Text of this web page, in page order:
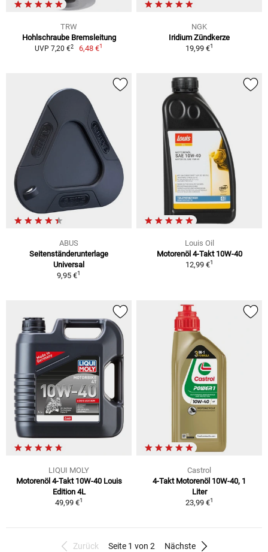
TRW
Hohlschraube Bremsleitung
UVP 7,20 €2 6,48 €1
NGK
Iridium Zündkerze
19,99 €1
ABUS
Seitenständerunterlage
Universal
9,95 €1
Louis Oil
Motorenöl 4-Takt 10W-40
12,99 €1
LIQUI MOLY
Motorenöl 4-Takt 10W-40 Louis
Edition 4L
49,99 €1
Castrol
4-Takt Motorenöl 10W-40, 1
Liter
23,99 €1
Zurück Seite 1 von 2 Nächste